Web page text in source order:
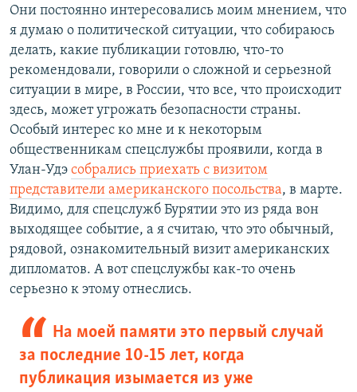
Они постоянно интересовались моим мнением, что
я думаю о политической ситуации, что собираюсь
делать, какие публикации готовлю, что-то
рекомендовали, говорили о сложной и серьезной
ситуации в мире, в России, что все, что происходит
здесь, может угрожать безопасности страны.
Особый интерес ко мне и к некоторым
общественникам спецслужбы проявили, когда в
Улан-Удэ собрались приехать с визитом
представители американского посольства, в марте.
Видимо, для спецслужб Бурятии это из ряда вон
выходящее событие, а я считаю, что это обычный,
рядовой, ознакомительный визит американских
дипломатов. А вот спецслужбы как-то очень
серьезно к этому отнеслись.
На моей памяти это первый случай
за последние 10-15 лет, когда
публикация изымается из уже